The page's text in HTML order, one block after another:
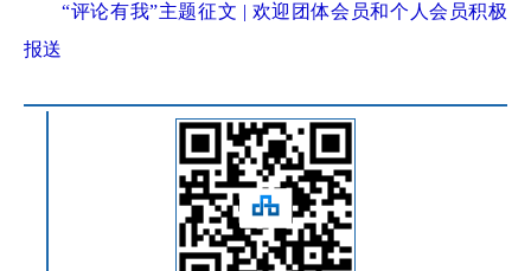
“评论有我”主题征文 | 欢迎团体会员和个人会员积极
报送